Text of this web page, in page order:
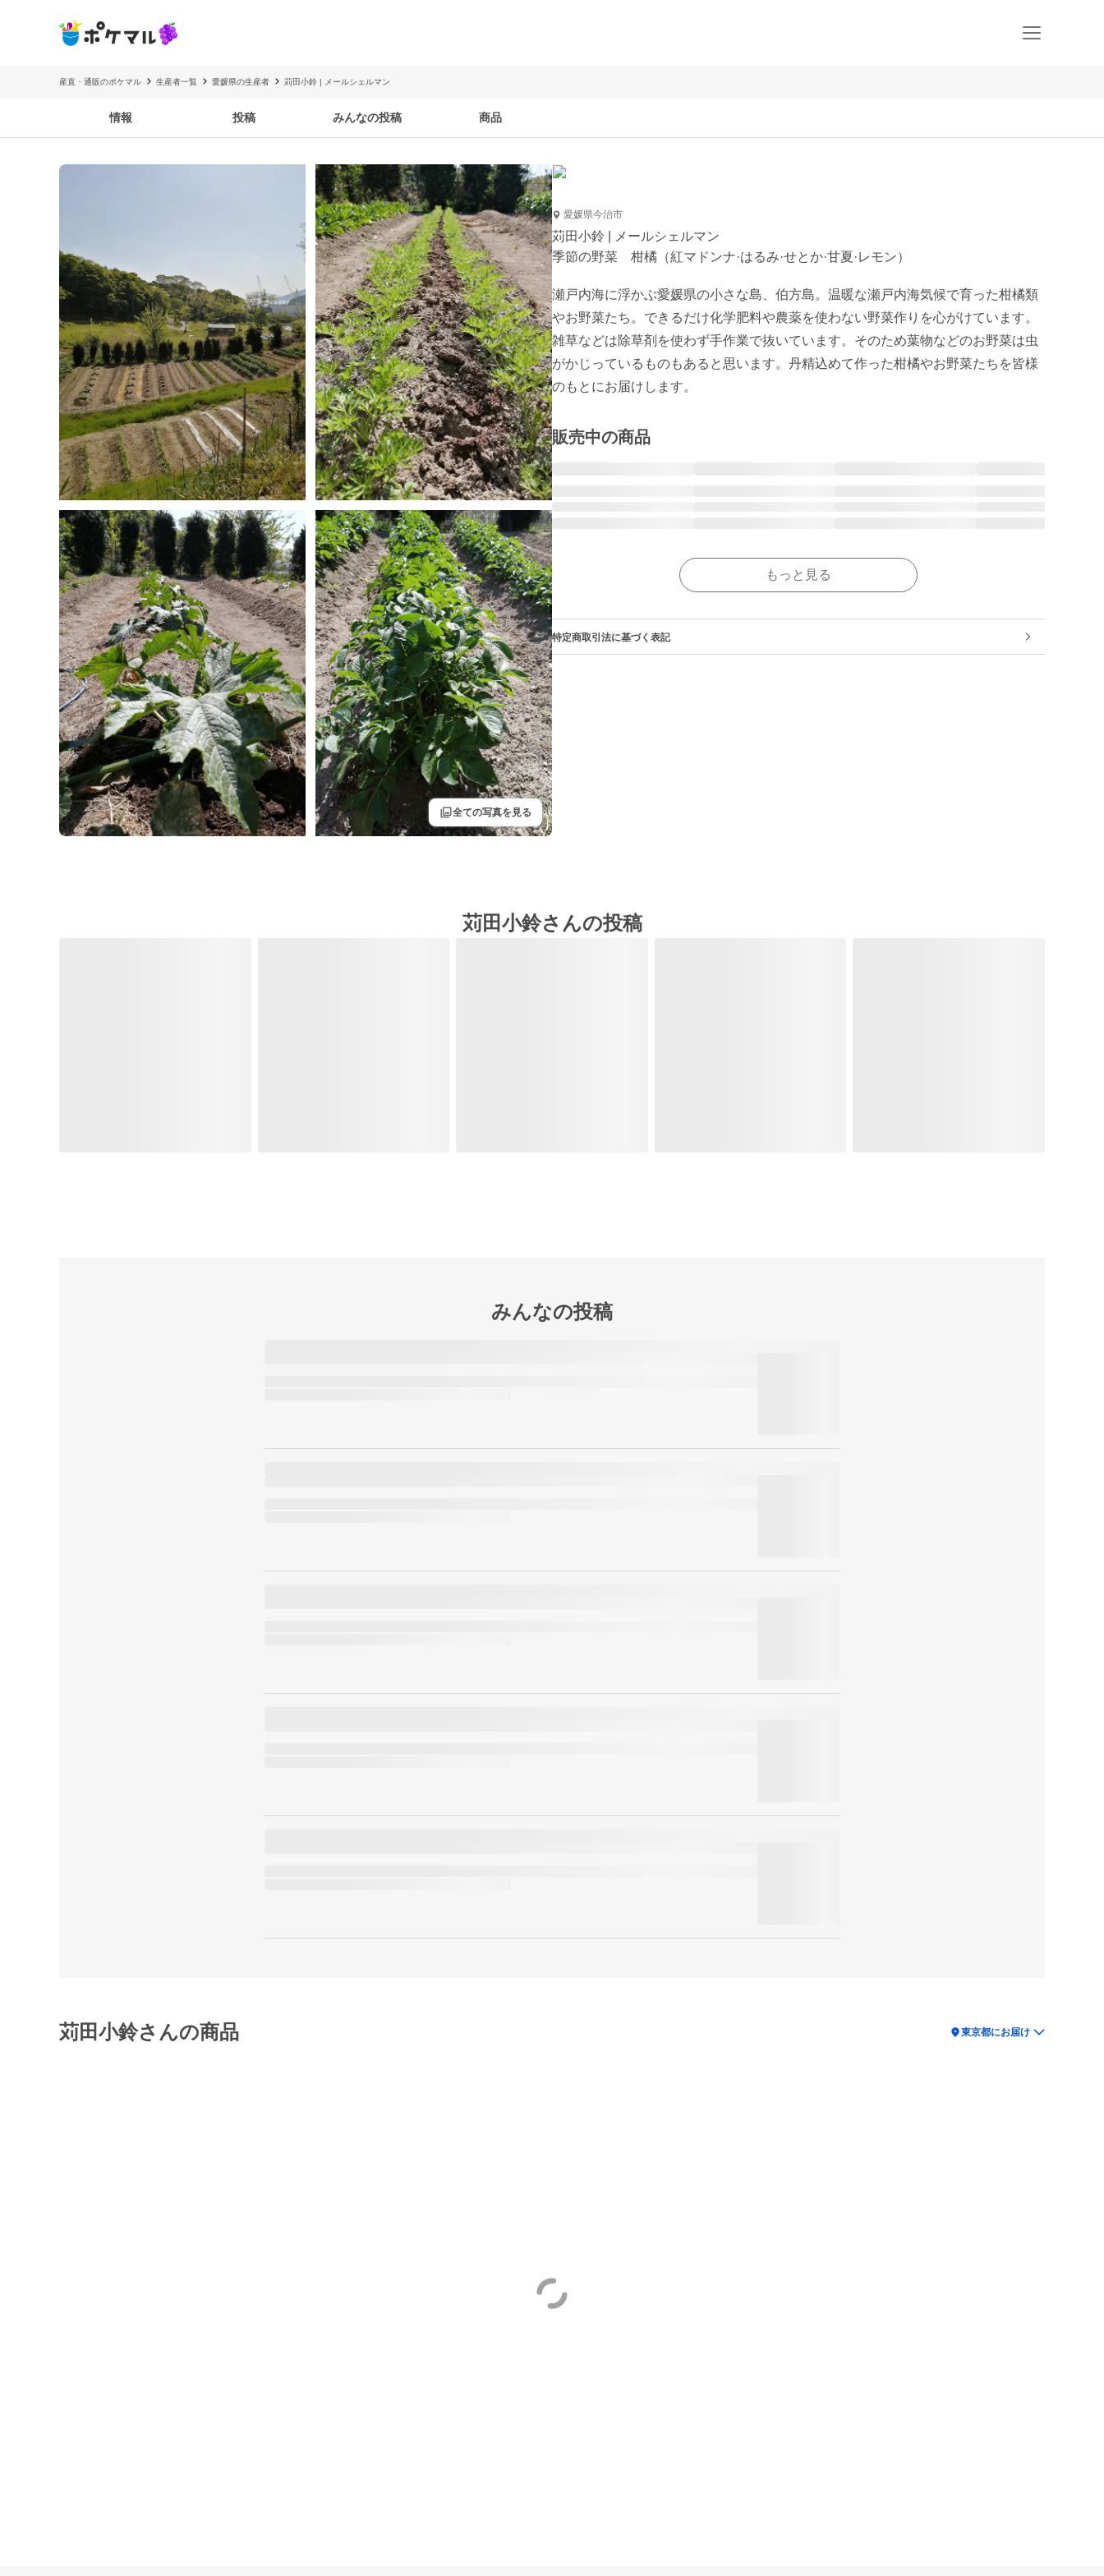
産直・通販のポケマル 生産者一覧 愛媛県の生産者 苅田小鈴 | メールシェルマン
情報 投稿 みんなの投稿 商品
filter全ての写真を見る
愛媛県今治市
苅田小鈴 | メールシェルマン
季節の野菜 柑橘（紅マドンナ·はるみ·せとか·甘夏·レモン）
瀬戸内海に浮かぶ愛媛県の小さな島、伯方島。温暖な瀬戸内海気候で育った柑橘類
やお野菜たち。できるだけ化学肥料や農薬を使わない野菜作りを心がけています。
雑草などは除草剤を使わず手作業で抜いています。そのため葉物などのお野菜は虫
がかじっているものもあると思います。丹精込めて作った柑橘やお野菜たちを皆様
のもとにお届けします。
販売中の商品
もっと見る
特定商取引法に基づく表記
苅田小鈴さんの投稿
みんなの投稿
苅田小鈴さんの商品 location_on東京都にお届け